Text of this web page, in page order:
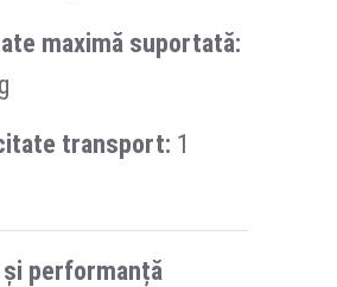
maximă suportată:
transport: 1
performanță